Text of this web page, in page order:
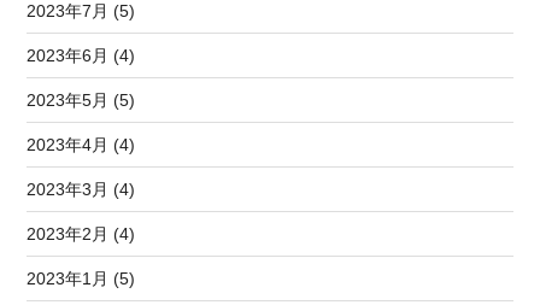
2023年7月 (5)
2023年6月 (4)
2023年5月 (5)
2023年4月 (4)
2023年3月 (4)
2023年2月 (4)
2023年1月 (5)